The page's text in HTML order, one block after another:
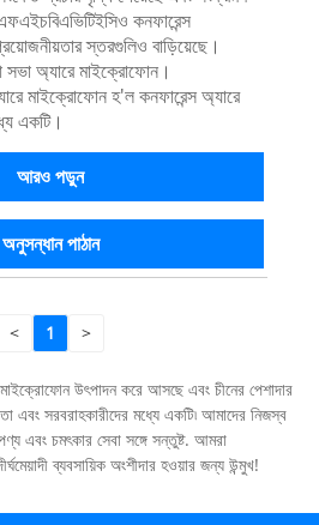
কনফারেন্স
স্তরগুলিও বাড়িয়েছে।
অ্যারে মাইক্রোফোন।
মাইক্রোফোন হ'ল কনফারেন্স অ্যারে
একটি।
আরও পড়ুন
অনুসন্ধান পাঠান
< 1 >
উৎপাদন করে আসছে এবং চীনের পেশাদার
এবং সরবরাহকারীদের মধ্যে একটি৷ আমাদের নিজস্ব
এবং চমৎকার সেবা সঙ্গে সন্তুষ্ট. আমরা
ব্যবসায়িক অংশীদার হওয়ার জন্য উন্মুখ!